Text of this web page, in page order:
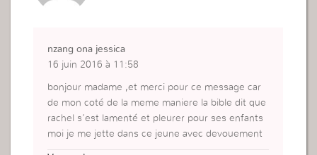
nzang ona jessica
16 juin 2016 à 11:58
bonjour madame ,et merci pour ce message car
de mon coté de la meme maniere la bible dit que
rachel s’est lamenté et pleurer pour ses enfants
moi je me jette dans ce jeune avec devouement